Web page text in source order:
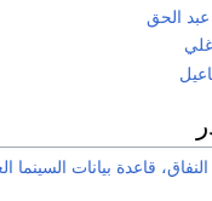
الحق
قاعدة بيانات السينما